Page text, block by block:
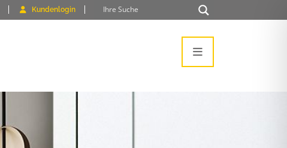
Kundenlogin